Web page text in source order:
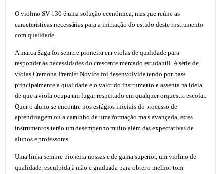
O violino SV-130 é uma solução económica, mas que reúne as
características necessárias para a iniciação do estudo deste instrumento
com qualidade.
A marca Saga foi sempre pioneira em violas de qualidade para
responder às necessidades do crescente mercado estudantil. A série de
violas Cremona Premier Novice foi desenvolvida tendo por base
principalmente a qualidade e o valor do instrumento e assenta na ideia
de que a viola ocupa um lugar respeitado em qualquer orquestra escolar.
Quer o aluno se encontre nos estágios iniciais do processo de
aprendizagem ou a caminho de uma formação mais avançada, estes
instrumentos terão um desempenho muito além das expectativas de
alunos e professores.
Uma linha sempre pioneira nossas e de gama superior, um violino de
qualidade, esculpida à mão e graduada para obter o melhor tom